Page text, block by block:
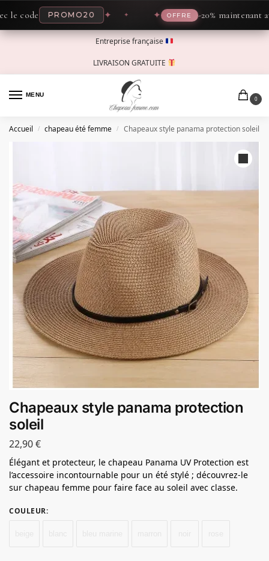
code PROMO20 ✦ OFFRE -20% maintenant
Entreprise française
LIVRAISON GRATUITE
MENU
0
Accueil / chapeau été femme / Chapeaux style panama protection soleil
Chapeaux style panama protection
soleil
22,90€
Élégant et protecteur, le chapeau Panama UV Protection est
l’accessoire incontournable pour un été stylé ; découvrez-le
sur chapeau femme pour faire face au soleil avec classe.
COULEUR: